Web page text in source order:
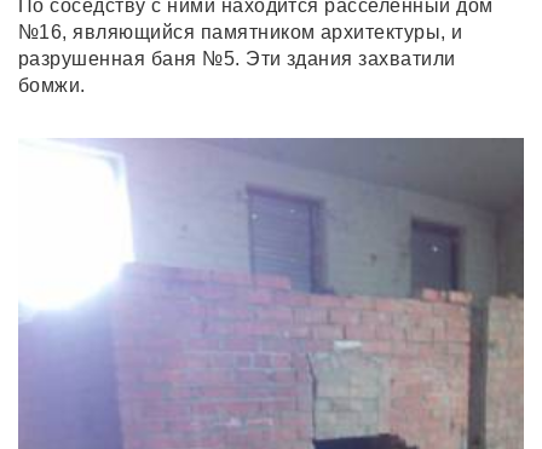
По соседству с ними находится расселённый дом
№16, являющийся памятником архитектуры, и
разрушенная баня №5. Эти здания захватили
бомжи.